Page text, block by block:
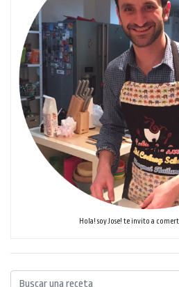
Hola! soy Jose! te invito a